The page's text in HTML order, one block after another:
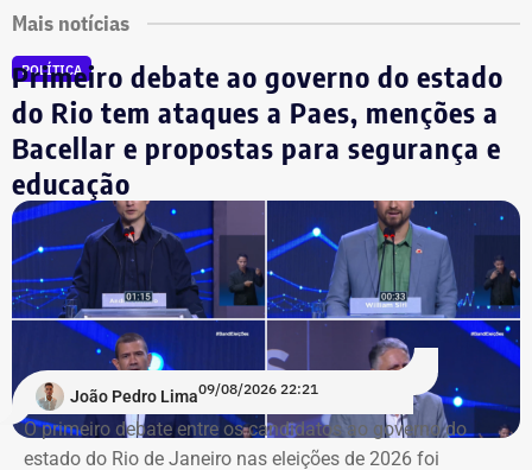
Mais notícias
POLÍTICA
Primeiro debate ao governo do estado
do Rio tem ataques a Paes, menções a
Bacellar e propostas para segurança e
educação
João Pedro Lima09/08/2026 22:21
O primeiro debate entre os candidatos ao governo do
estado do Rio de Janeiro nas eleições de 2026 foi